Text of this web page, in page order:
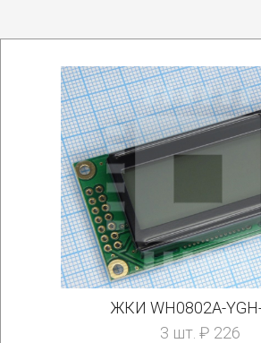
ЖКИ WH0802A-
3 шт. ₽ 226